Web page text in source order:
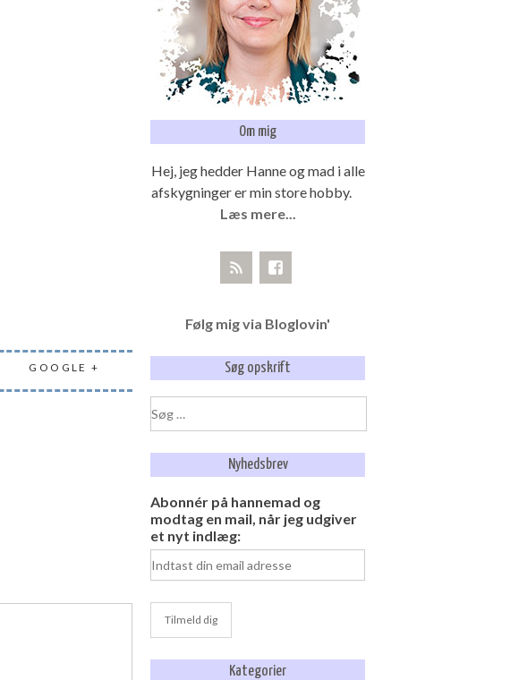
GOOGLE +
Om mig
Hej, jeg hedder Hanne og mad i alle
afskygninger er min store hobby.
Læs mere...
Følg mig via Bloglovin'
Søg opskrift
Søg
efter:
Nyhedsbrev
Abonnér på hannemad og
modtag en mail, når jeg udgiver
et nyt indlæg:
Kategorier